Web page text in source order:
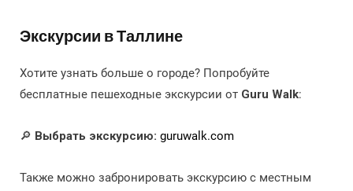
Экскурсии в Таллине
Хотите узнать больше о городе? Попробуйте
бесплатные пешеходные экскурсии от Guru Walk:
🔎 Выбрать экскурсию: guruwalk.com
Также можно забронировать экскурсию с местным